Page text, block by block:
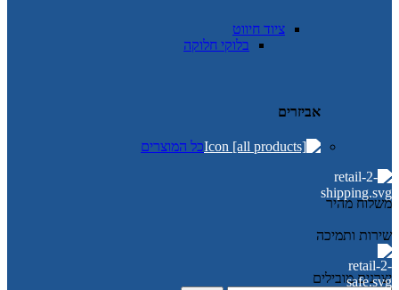
ציוד חיווט
בלוקי חלוקה
אביזרים
כל המוצרים
משלוח מהיר
שירות ותמיכה
יצרנים מובילים